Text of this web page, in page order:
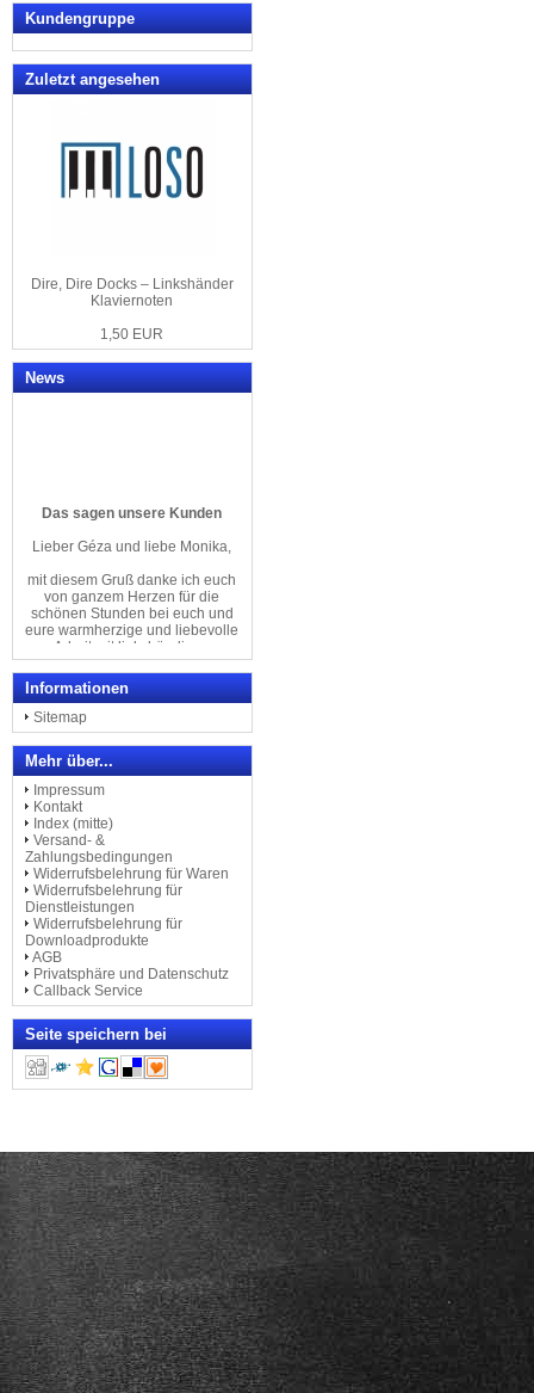
Kundengruppe
Zuletzt angesehen
Dire, Dire Docks – Linkshänder
Klaviernoten
1,50 EUR
News
von ganzem Herzen für die
schönen Stunden bei euch und
eure warmherzige und liebevolle
Arbeit mit linkshändigen
Menschen an den tollsten
Linkshänder-Klavieren
der Welt.
Herzliche Grüße von
Regina Kretschmer
& Familie
--------------------------------
Ich bin Linkshänderin und war
auf der Suche nach einem
Klavier speziell für Linkshänder.
...
Nach meiner Anfrage, meldeten
sich Herr und Frau Loso sofort
telefonisch bei mir, um mich
ausführlich zu beraten .... Ich
bestellte das Unterrichtsmaterial
für Linkshänder und ... (ein e-
Klavier 1) mit dazugehöriger
Klavierbank.
Der Service der Firma Blüthner
in Zusammenarbeit mit Herrn
Aufstellen meines Klaviers
wurde binnen sehr kurzer Zeit
gelöst.
Ich hatte vorher ca. 1 Jahr ein
„normales“ Klavier (für
Rechtshänder) gespielt. Die
Umstellung ist mir ... erstaunlich
leicht gefallen. Nach ca. 3
Wochen habe ich mich an die
veränderte Spielweise gewöhnt.
Dagmar Dölitzsch
(hier die komplette Rezension)
Informationen
Sitemap
Mehr über...
Impressum
Kontakt
Index (mitte)
Versand- &
Zahlungsbedingungen
Widerrufsbelehrung für Waren
Widerrufsbelehrung für
Dienstleistungen
Widerrufsbelehrung für
Downloadprodukte
AGB
Privatsphäre und Datenschutz
Callback Service
Seite speichern bei